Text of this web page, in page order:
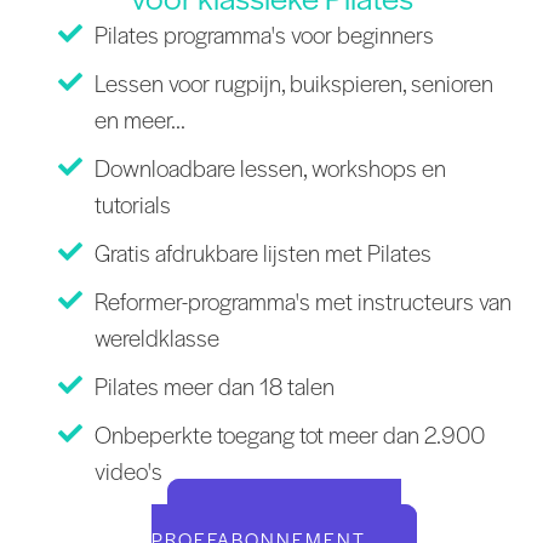
Pilates programma's voor beginners
Lessen voor rugpijn, buikspieren, senioren
en meer...
Downloadbare lessen, workshops en
tutorials
Gratis afdrukbare lijsten met Pilates
Reformer-programma's met instructeurs van
wereldklasse
Pilates meer dan 18 talen
Onbeperkte toegang tot meer dan 2.900
video's